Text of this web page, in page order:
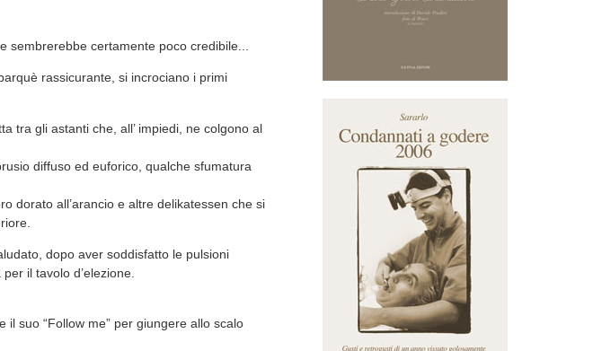
certamente poco credibile...
rassicurante, si incrociano i primi
tra gli astanti che, all’ impiedi, ne colgono al
diffuso ed euforico, qualche sfumatura
dorato all’arancio e altre delikatessen che si
dopo aver soddisfatto le pulsioni
il tavolo d’elezione.
suo “Follow me” per giungere allo scalo